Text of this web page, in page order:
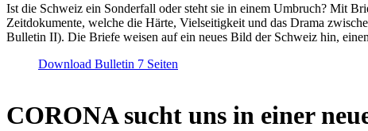
Ist die Schweiz ein Sonderfall oder steht sie in einem Umbruch? Mit
Zeitdokumente, welche die Härte, Vielseitigkeit und das Drama
Bulletin II). Die Briefe weisen auf ein neues Bild der Schweiz hin,
Download Bulletin 7 Seiten
CORONA sucht uns in einer